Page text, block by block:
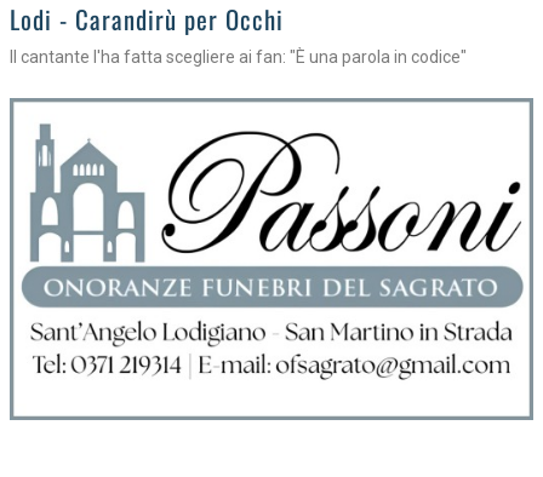
Lodi - Carandirù per Occhi
Il cantante l'ha fatta scegliere ai fan: "È una parola in codice"